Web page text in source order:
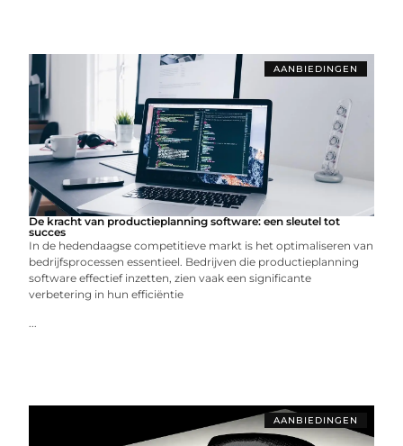
AANBIEDINGEN
De kracht van productieplanning software: een sleutel tot
succes
In de hedendaagse competitieve markt is het optimaliseren van
bedrijfsprocessen essentieel. Bedrijven die productieplanning
software effectief inzetten, zien vaak een significante
verbetering in hun efficiëntie
...
AANBIEDINGEN